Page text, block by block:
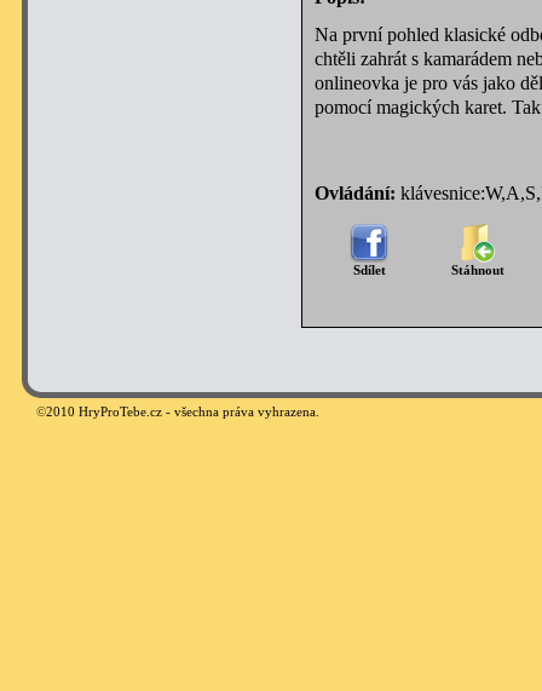
Na první pohled klasické
chtěli zahrát s kamarádem
onlineovka je pro vás jako
pomocí magických karet.
Ovládání:
Sdílet Stáhnout
©2010 HryProTebe.cz - všechna práva vyhrazena.